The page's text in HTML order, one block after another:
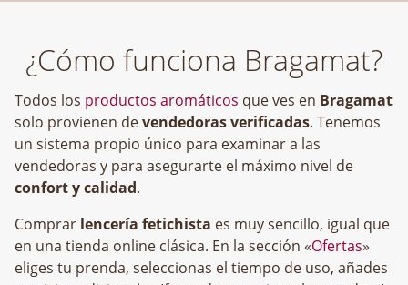
¿Cómo funciona Bragamat?
Todos los productos aromáticos que ves en Bragamat
solo provienen devendedoras verificadas. Tenemos
un sistema propio único para examinar a las
vendedoras y para asegurarte el máximo nivel de
confort y calidad.
Comprar lencería fetichista es muy sencillo, igual que
en una tienda online clásica. En la sección «Ofertas»
eliges tu prenda, seleccionas el tiempo de uso, añades